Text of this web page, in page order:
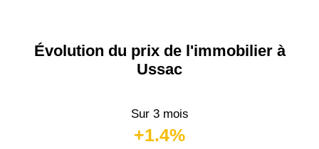
Évolution du prix de l'immobilier à
Ussac
Sur 3 mois
+1.4%